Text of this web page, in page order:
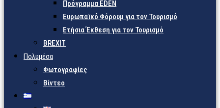
Πρόγραμμα EDEN
Ευρωπαϊκό Φόρουμ για τον Τουρισμό
Ετήσια Έκθεση για τον Τουρισμό
BREXIT
Πολυμέσα
Φωτογραφίες
Βίντεο